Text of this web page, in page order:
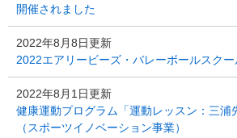
開催されました
2022年8月8日更新
2022エアリービーズ・バレーボールスクー
2022年8月1日更新
健康運動プログラム「運動レッスン：三浦
（スポーツイノベーション事業）